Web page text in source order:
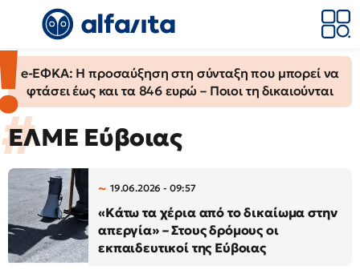
e-ΕΦΚΑ: Η προσαύξηση στη σύνταξη που μπορεί να
φτάσει έως και τα 846 ευρώ – Ποιοι τη δικαιούνται
ΕΛΜΕ Εύβοιας
19.06.2026 - 09:57
«Κάτω τα χέρια από το δικαίωμα στην
απεργία» – Στους δρόμους οι
εκπαιδευτικοί της Εύβοιας